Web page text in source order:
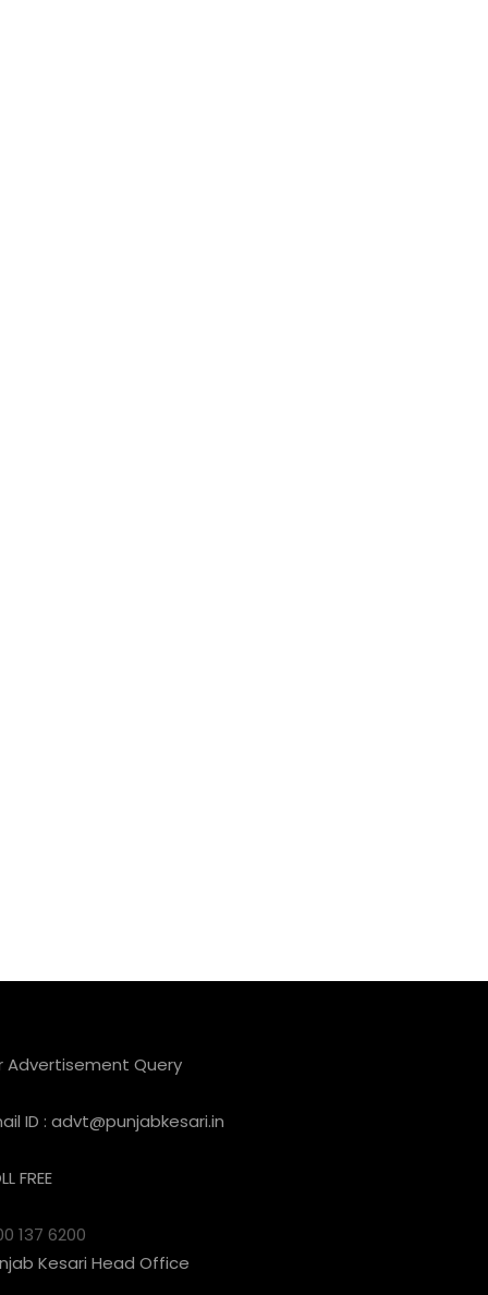
Advertisement Query
ID : advt@punjabkesari.in
FREE
137 6200
Kesari Head Office